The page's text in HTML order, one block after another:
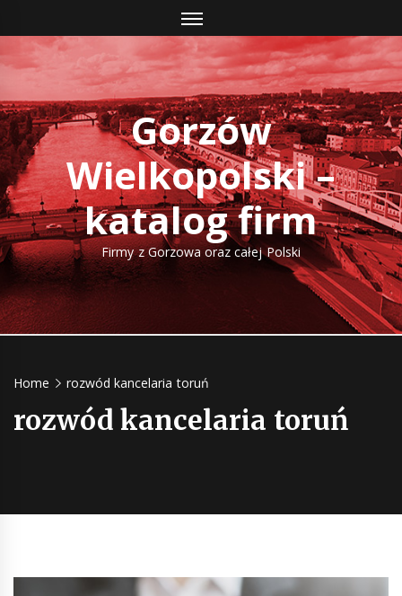
to
content
Gorzów
Wielkopolski –
katalog firm
Firmy z Gorzowa oraz całej Polski
Home rozwód kancelaria toruń
rozwód kancelaria toruń